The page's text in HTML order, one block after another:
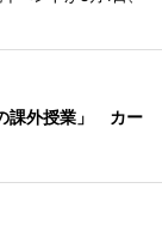
課外授業」 カー